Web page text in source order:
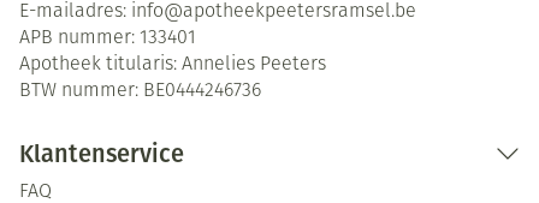
E-mailadres: info@apotheekpeetersramsel.be
APB nummer: 133401
Apotheek titularis: Annelies Peeters
BTW nummer: BE0444246736
Klantenservice
FAQ